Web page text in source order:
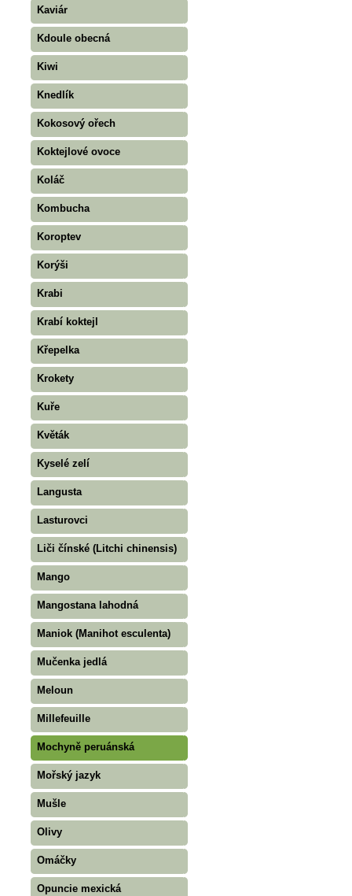
Kaviár
Kdoule obecná
Kiwi
Knedlík
Kokosový ořech
Koktejlové ovoce
Koláč
Kombucha
Koroptev
Korýši
Krabi
Krabí koktejl
Křepelka
Krokety
Kuře
Květák
Kyselé zelí
Langusta
Lasturovci
Liči čínské (Litchi chinensis)
Mango
Mangostana lahodná
Maniok (Manihot esculenta)
Mučenka jedlá
Meloun
Millefeuille
Mochyně peruánská
Mořský jazyk
Mušle
Olivy
Omáčky
Opuncie mexická